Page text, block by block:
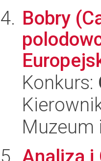
Bobry
Konkurs:
Muzeum
Analiza i